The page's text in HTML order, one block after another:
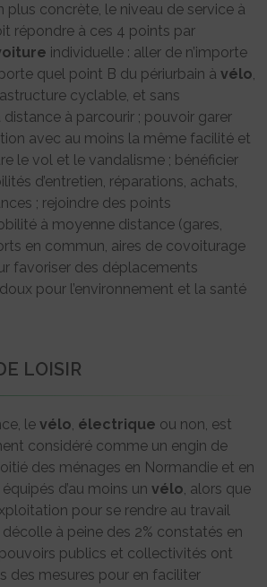
plus concrète, le niveau de service à
répondre à ces 4 points par
individuelle : aller de n’importe
quel point B du périurbain à vélo,
cyclable, et sans
à parcourir ; pouvoir garer
avec au moins la même facilité et
le vol et le vandalisme ; bénéficier
d’entretien, réparations, achats,
; rejoindre des points
à moyenne distance (gares,
en commun, aires de covoiturage
favoriser des déplacements
pour l’environnement et la santé
LOISIR
le vélo, électrique ou non, est
considéré comme un engin de
des ménages en Normandie et en
d’au moins un vélo, alors que
pour se rendre au travail
à peine des 2% constatés en
publics et collectivités ont
des mesures pour en faciliter